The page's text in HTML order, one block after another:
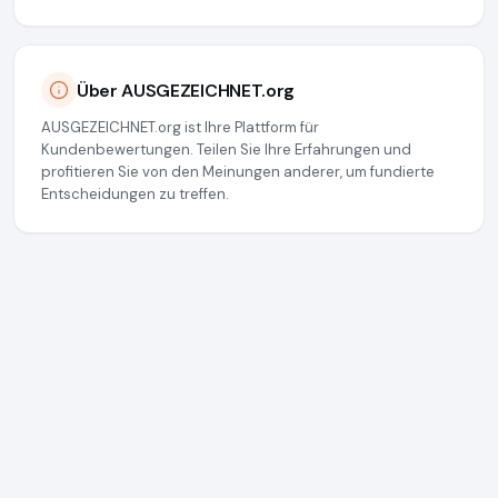
Über AUSGEZEICHNET.org
AUSGEZEICHNET.org ist Ihre Plattform für
Kundenbewertungen. Teilen Sie Ihre Erfahrungen und
profitieren Sie von den Meinungen anderer, um fundierte
Entscheidungen zu treffen.